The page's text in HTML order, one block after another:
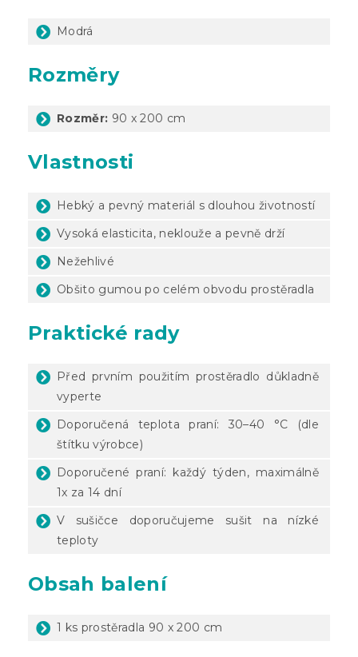
Modrá
Rozměry
Rozměr: 90 x 200 cm
Vlastnosti
Hebký a pevný materiál s dlouhou životností
Vysoká elasticita, neklouže a pevně drží
Nežehlivé
Obšito gumou po celém obvodu prostěradla
Praktické rady
Před prvním použitím prostěradlo důkladně
vyperte
Doporučená teplota praní: 30–40 °C (dle
štítku výrobce)
Doporučené praní: každý týden, maximálně
1x za 14 dní
V sušičce doporučujeme sušit na nízké
teploty
Obsah balení
1 ks prostěradla 90 x 200 cm